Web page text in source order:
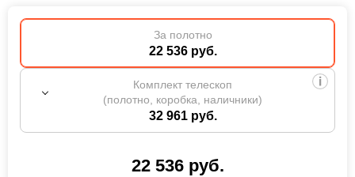
22 536руб.
За полотно
22 536 руб.
Комплект телескоп
(полотно, коробка, наличники)
32 961 руб.